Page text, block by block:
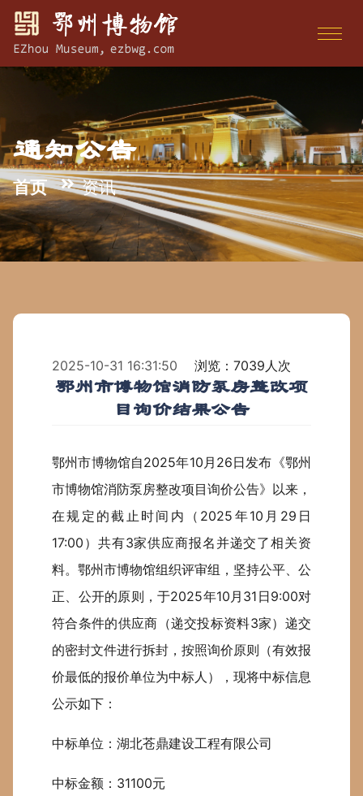
通知公告
首页 资讯
2025-10-31 16:31:50 浏览：7039人次
鄂州市博物馆消防泵房整改项
目询价结果公告
鄂州市博物馆自2025年10 月 26日发布《鄂州
市博物馆消防泵房整改项目询价公告》以来，
在规定的截止时间内（2025 年10 月 29 日
17:00）共有3家供应商报名并递交了相关资
料。鄂州市博物馆组织评审组，坚持公平、公
正、公开的原则，于2025年10 月 31 日9:00对
符合条件的供应商（递交投标资料3家）递交
的密封文件进行拆封，按照询价原则（有效报
价最低的报价单位为中标人），现将中标信息
公示如下：
中标单位：湖北苍鼎建设工程有限公司
中标金额：31100元